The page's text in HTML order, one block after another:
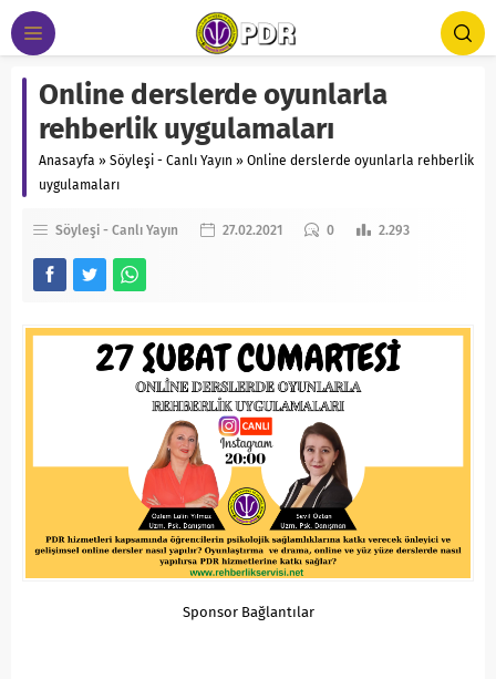
Online derslerde oyunlarla
rehberlik uygulamaları
Anasayfa » Söyleşi - Canlı Yayın » Online derslerde oyunlarla rehberlik
uygulamaları
Söyleşi - Canlı Yayın 27.02.2021 0 2.293
Sponsor Bağlantılar